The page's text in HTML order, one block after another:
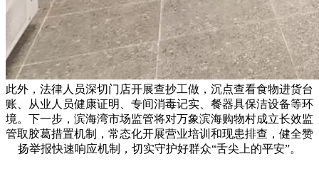
此外，法律人员深切门店开展查抄工做，沉点查看食物进货台
账、从业人员健康证明、专间消毒记实、餐器具保洁设备等环
境。下一步，滨海湾市场监管将对万象滨海购物村成立长效监
管取胶葛措置机制，常态化开展营业培训和现患排查，健全赞
扬举报快速响应机制，切实守护好群众“舌尖上的平安”。